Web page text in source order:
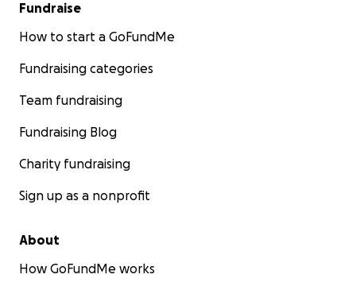
Fundraise
How to start a GoFundMe
Fundraising categories
Team fundraising
Fundraising Blog
Charity fundraising
Sign up as a nonprofit
About
How GoFundMe works